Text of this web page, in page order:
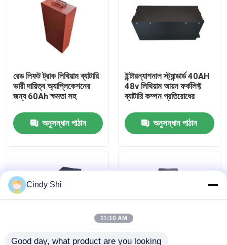
আমাদের সম্পর্কে
কারখানা ভ্রমণ
মান নিয়ন্ত্রণ
উদ্ধৃতির জন্য আবেদন
বৈদ্যুতিক ফর্কলিফ্ট লিথিয়াম আয়ন ব্যাটারি
প্যালেট ট্রাক ব্যাটারি
রেড লিফট ট্রাক লিথিয়াম ব্যাটারি
ভারী দায়িত্ব অ্যাপ্লিকেশনের
জন্য 60Ah ক্ষমতা সহ
অনুসন্ধান পাঠান
ইন্টারন্যাশনাল স্ট্যান্ডার্ড 40AH
48v লিথিয়াম আয়ন ফর্কলিফ্ট
ব্যাটারি কম্পন প্রতিরোধের
অনুসন্ধান পাঠান
Cindy Shi
11:10 AM
Good day, what product are you looking